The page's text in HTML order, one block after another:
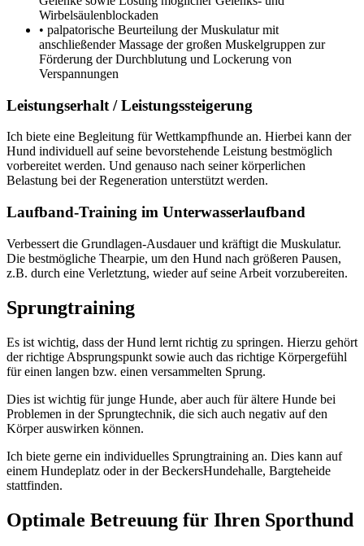
Wirbelsäulenblockaden
• palpatorische Beurteilung der Muskulatur mit
anschließender Massage der großen Muskelgruppen zur
Förderung der Durchblutung und Lockerung von
Verspannungen
Leistungserhalt / Leistungssteigerung
Ich biete eine Begleitung für Wettkampfhunde an. Hierbei kann der
Hund individuell auf seine bevorstehende Leistung bestmöglich
vorbereitet werden. Und genauso nach seiner körperlichen
Belastung bei der Regeneration unterstützt werden.
Laufband-Training im Unterwasserlaufband
Verbessert die Grundlagen-Ausdauer und kräftigt die Muskulatur.
Die bestmögliche Thearpie, um den Hund nach größeren Pausen,
z.B. durch eine Verletztung, wieder auf seine Arbeit vorzubereiten.
Sprungtraining
Es ist wichtig, dass der Hund lernt richtig zu springen. Hierzu gehört
der richtige Absprungspunkt sowie auch das richtige Körpergefühl
für einen langen bzw. einen versammelten Sprung.
Dies ist wichtig für junge Hunde, aber auch für ältere Hunde bei
Problemen in der Sprungtechnik, die sich auch negativ auf den
Körper auswirken können.
Ich biete gerne ein individuelles Sprungtraining an. Dies kann auf
einem Hundeplatz oder in der BeckersHundehalle, Bargteheide
stattfinden.
Optimale Betreuung für Ihren Sporthund